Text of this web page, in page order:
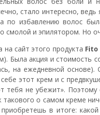
стало интересно,
по избавлению волос
смолой и эпилятором. Но
сайт этого продукта
Была акция и стоимость
на ежедневной основе).
этот крем и с
тебя не убежит».
о самом креме
в итоге: